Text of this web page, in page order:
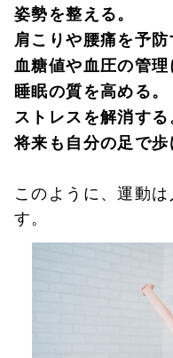
姿勢を整える。
肩こりや腰痛を予防
血糖値や血圧の管理
睡眠の質を高める。
ストレスを解消する
将来も自分の足で歩
このように、運動
す。